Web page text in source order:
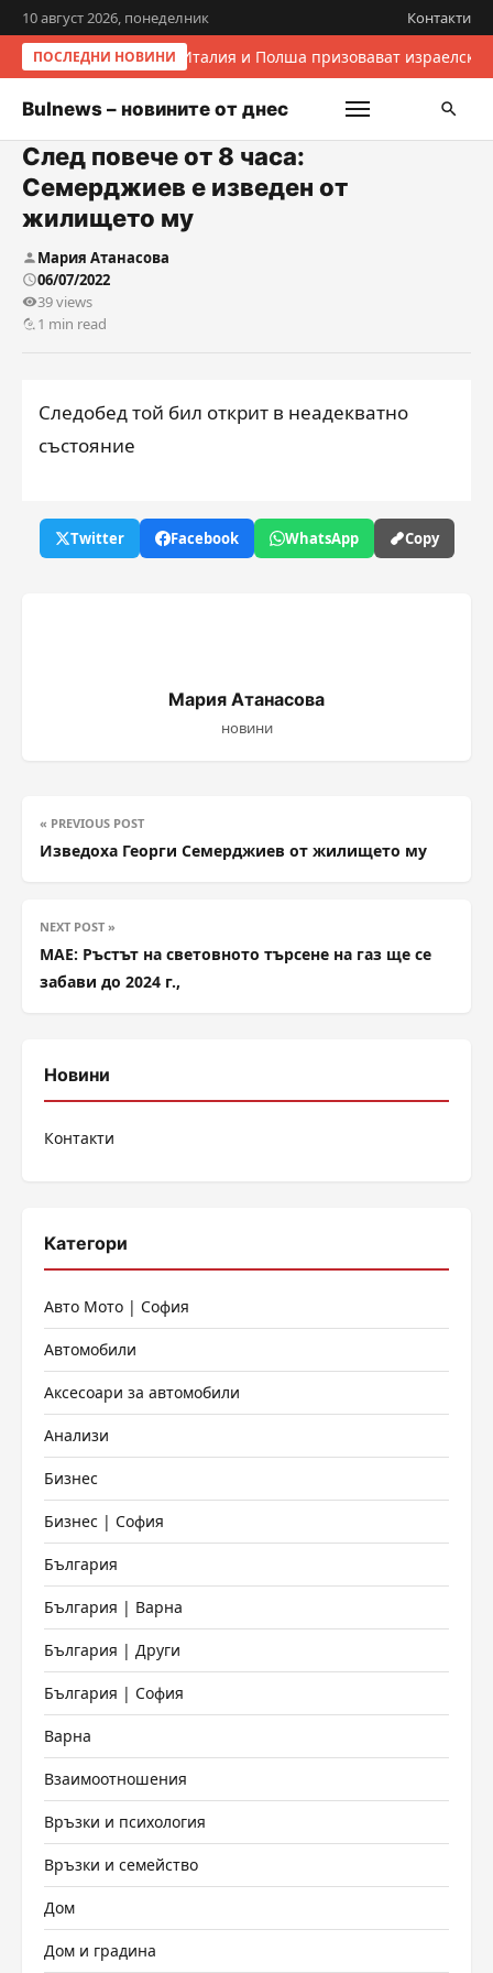
10 август 2026, понеделник Контакти
ПОСЛЕДНИ НОВИНИ Италия и Полша призовават
Bulnews – новините от днес
След повече от 8 часа:
Семерджиев е изведен от
жилището му
Мария Атанасова
06/07/2022
39 views
1 min read
Следобед той бил открит в неадекватно
състояние
Twitter Facebook WhatsApp Copy
Мария Атанасова
новини
« PREVIOUS POST
Изведоха Георги Семерджиев от жилището му
NEXT POST »
МАЕ: Ръстът на световното търсене на газ ще се
забави до 2024 г.,
Новини
Контакти
Категори
Авто Мото | София
Автомобили
Аксесоари за автомобили
Анализи
Бизнес
Бизнес | София
България
България | Варна
България | Други
България | София
Варна
Взаимоотношения
Връзки и психология
Връзки и семейство
Дом
Дом и градина